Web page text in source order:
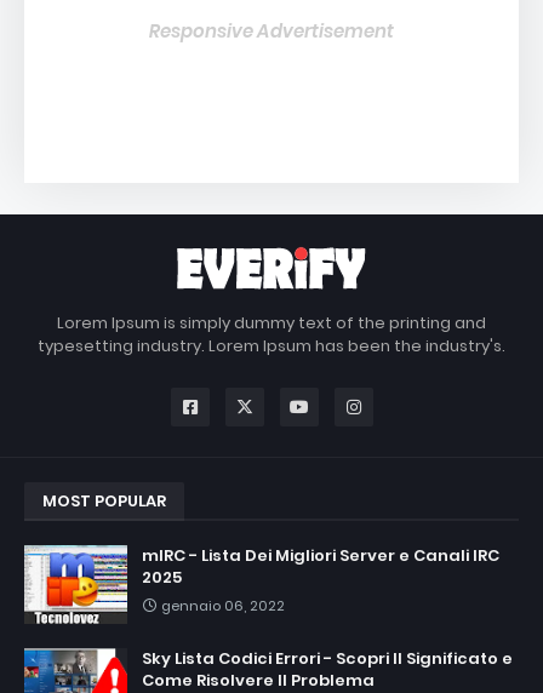
Responsive Advertisement
Lorem Ipsum is simply dummy text of the printing and
typesetting industry. Lorem Ipsum has been the industry's.
MOST POPULAR
mIRC - Lista Dei Migliori Server e Canali IRC
2025
gennaio 06, 2022
Sky Lista Codici Errori - Scopri Il Significato e
Come Risolvere Il Problema